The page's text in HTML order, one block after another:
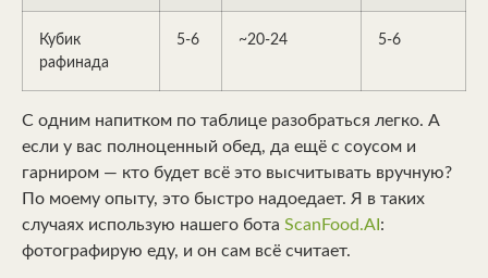
Кубик
рафинада
5-6 ~20-24 5-6
С одним напитком по таблице разобраться легко. А
если у вас полноценный обед, да ещё с соусом и
гарниром — кто будет всё это высчитывать вручную?
По моему опыту, это быстро надоедает. Я в таких
случаях использую нашего бота ScanFood.AI :
фотографирую еду, и он сам всё считает.